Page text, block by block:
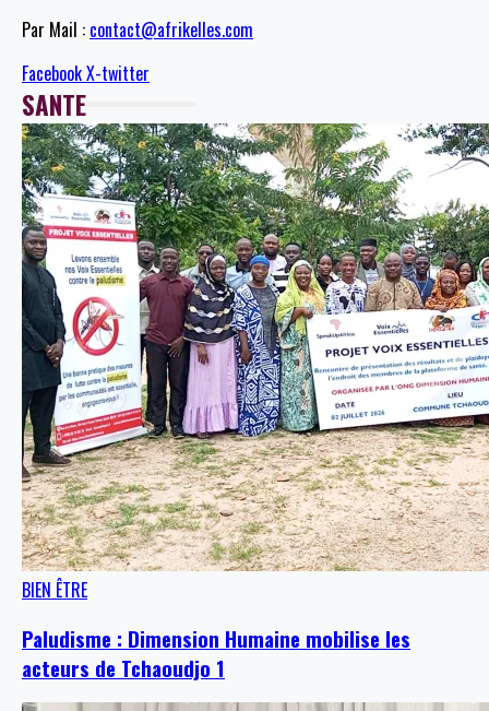
Par Mail : contact@afrikelles.com
FacebookX-twitter
SANTE
BIEN ÊTRE
Paludisme : Dimension Humaine mobilise les
acteurs de Tchaoudjo 1